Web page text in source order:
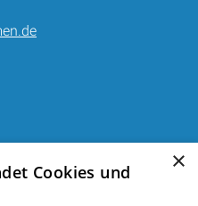
×
Cookies und